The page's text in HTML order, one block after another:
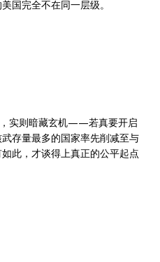
国完全不在同一层级。
，实则暗藏玄机——若真要开启
存量最多的国家率先削减至与
此，才谈得上真正的公平起点